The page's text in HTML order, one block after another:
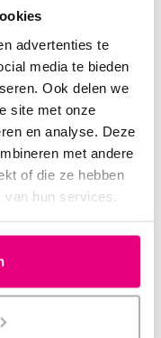
advertenties te
media te bieden
Ook delen we
site met onze
en analyse. Deze
met andere
of die ze hebben
hun services.
verzending.